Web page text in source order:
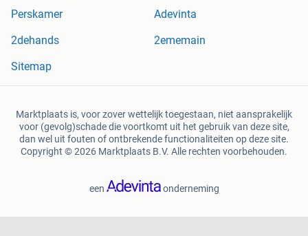
Perskamer
Adevinta
2dehands
2ememain
Sitemap
Marktplaats is, voor zover wettelijk toegestaan, niet aansprakelijk
voor (gevolg)schade die voortkomt uit het gebruik van deze site,
dan wel uit fouten of ontbrekende functionaliteiten op deze site.
Copyright © 2026 Marktplaats B.V. Alle rechten voorbehouden.
een onderneming